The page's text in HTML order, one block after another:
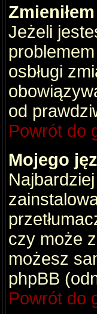
Jeżeli
osbługi
od
Powrót do
Mojego
czy może
możesz
phpBB
Powrót do